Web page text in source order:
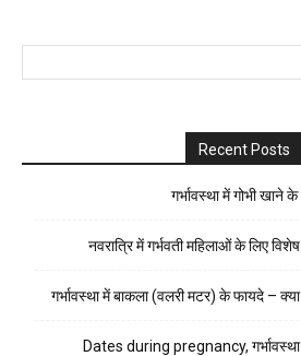
Recent Posts
गर्भावस्था में गोभी खाने
नवरात्रि में गर्भवती महिलाओं के लिए
गर्भावस्था में बाकला (वलरी मटर) के फायदे –
Dates during pregnancy,